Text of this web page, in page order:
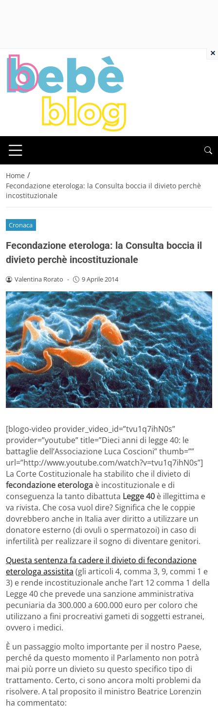
Home /
Fecondazione eterologa: la Consulta boccia il divieto perchè
incostituzionale
Cronaca
Fecondazione eterologa: la Consulta boccia il
divieto perchè incostituzionale
Valentina Rorato - 9 Aprile 2014
[blogo-video provider_video_id=”tvu1q7ihN0s”
provider=”youtube” title=”Dieci anni di legge 40: le
battaglie dell’Associazione Luca Coscioni” thumb=””
url=”http://www.youtube.com/watch?v=tvu1q7ihN0s”]
La Corte Costituzionale ha stabilito che il divieto di
fecondazione eterologa è incostituzionale e di
conseguenza la tanto dibattuta Legge 40 è illegittima e
va rivista. Che cosa vuol dire? Significa che le coppie
dovrebbero anche in Italia aver diritto a utilizzare un
donatore esterno (di ovuli o spermatozoi) in caso di
infertilità per realizzare il sogno di diventare genitori.
Questa sentenza fa cadere il divieto di fecondazione
eterologa assistita (gli articoli 4, comma 3, 9, commi 1 e
3) e rende incostituzionale anche l’art 12 comma 1 della
Legge 40 che prevede una sanzione amministrativa
pecuniaria da 300.000 a 600.000 euro per coloro che
utilizzano a fini procreativi gameti di soggetti estranei,
ovvero i medici.
È un passaggio molto importante per il nostro Paese,
perché da questo momento il Parlamento non potrà
mai più porre un divieto su questo specifico tipo di
trattamento. Certo, ci sono ancora molti problemi da
risolvere. A tal proposito il ministro Beatrice Lorenzin
ha commentato:
×